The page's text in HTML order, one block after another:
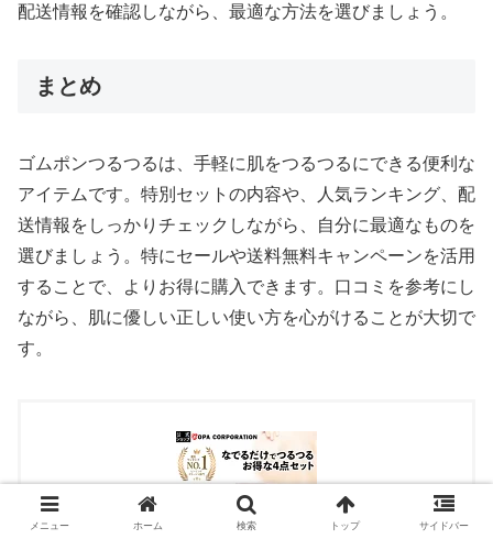
配送情報を確認しながら、最適な方法を選びましょう。
まとめ
ゴムポンつるつるは、手軽に肌をつるつるにできる便利な
アイテムです。特別セットの内容や、人気ランキング、配
送情報をしっかりチェックしながら、自分に最適なものを
選びましょう。特にセールや送料無料キャンペーンを活用
することで、よりお得に購入できます。口コミを参考にし
ながら、肌に優しい正しい使い方を心がけることが大切で
す。
メニュー ホーム 検索 トップ サイドバー